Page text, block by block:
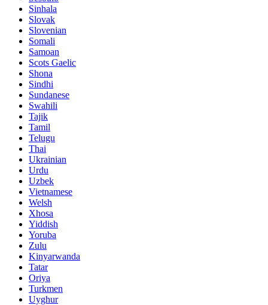
Sinhala
Slovak
Slovenian
Somali
Samoan
Scots Gaelic
Shona
Sindhi
Sundanese
Swahili
Tajik
Tamil
Telugu
Thai
Ukrainian
Urdu
Uzbek
Vietnamese
Welsh
Xhosa
Yiddish
Yoruba
Zulu
Kinyarwanda
Tatar
Oriya
Turkmen
Uyghur